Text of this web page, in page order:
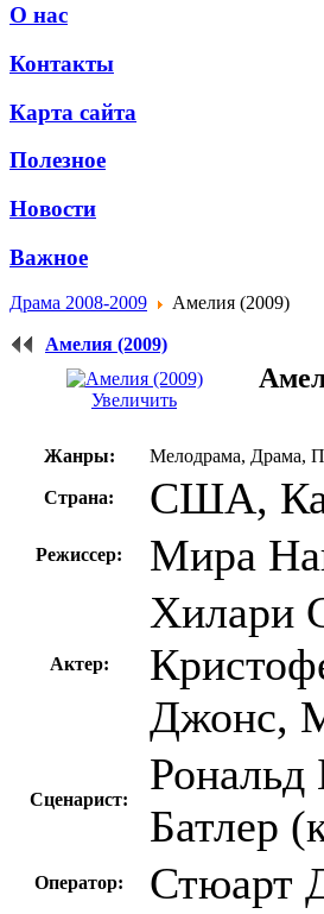
О нас
Контакты
Карта сайта
Полезное
Новости
Важное
Драма 2008-2009 Амелия (2009)
Амелия (2009)
Увеличить
Жанры: Мелодрама, Драма,
Страна: США,
Режиссер: Мира
Актер:
Хилари
Джонс,
Сценарист:
Батлер
Оператор: Стюарт